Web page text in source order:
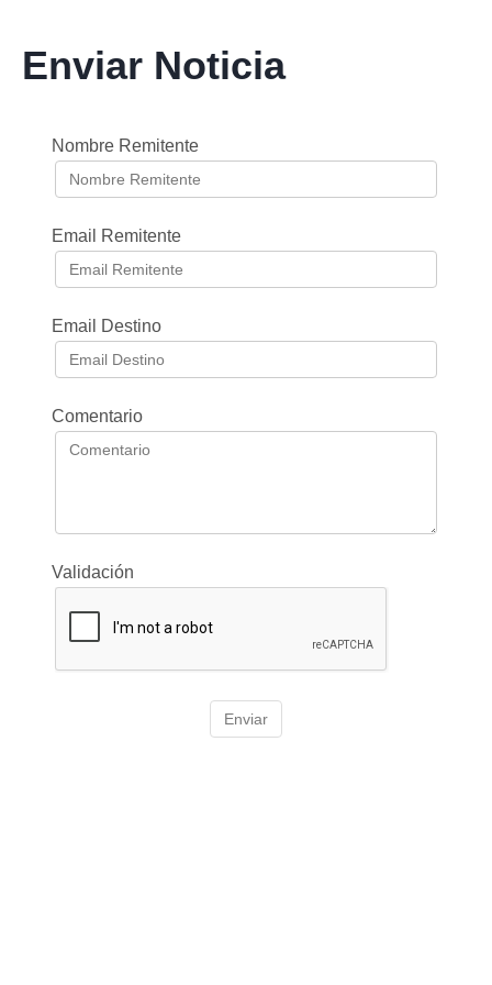
Enviar Noticia
Nombre Remitente
Email Remitente
Email Destino
Comentario
Validación